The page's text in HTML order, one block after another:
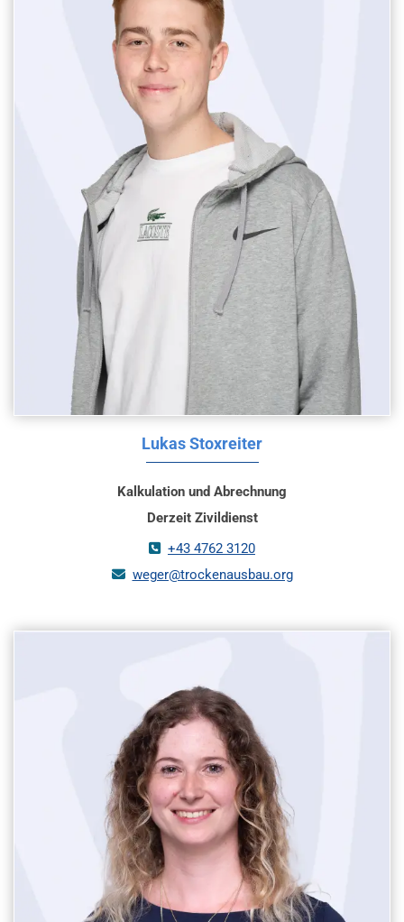
Lukas Stoxreiter
Kalkulation und Abrechnung
Derzeit Zivildienst
 +43 4762 3120
 weger@trockenausbau.org